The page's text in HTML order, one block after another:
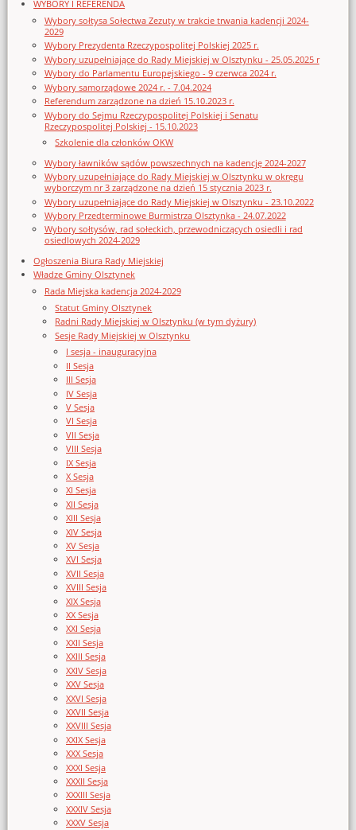
WYBORY I REFERENDA
Wybory sołtysa Sołectwa Zezuty w trakcie trwania kadencji 2024-
2029
Wybory Prezydenta Rzeczypospolitej Polskiej 2025 r.
Wybory uzupełniające do Rady Miejskiej w Olsztynku - 25.05.2025 r
Wybory do Parlamentu Europejskiego - 9 czerwca 2024 r.
Wybory samorządowe 2024 r. - 7.04.2024
Referendum zarządzone na dzień 15.10.2023 r.
Wybory do Sejmu Rzeczypospolitej Polskiej i Senatu
Rzeczypospolitej Polskiej - 15.10.2023
Szkolenie dla członków OKW
Wybory ławników sądów powszechnych na kadencję 2024-2027
Wybory uzupełniające do Rady Miejskiej w Olsztynku w okręgu
wyborczym nr 3 zarządzone na dzień 15 stycznia 2023 r.
Wybory uzupełniające do Rady Miejskiej w Olsztynku - 23.10.2022
Wybory Przedterminowe Burmistrza Olsztynka - 24.07.2022
Wybory sołtysów, rad sołeckich, przewodniczących osiedli i rad
osiedlowych 2024-2029
Ogłoszenia Biura Rady Miejskiej
Władze Gminy Olsztynek
Rada Miejska kadencja 2024-2029
Statut Gminy Olsztynek
Radni Rady Miejskiej w Olsztynku (w tym dyżury)
Sesje Rady Miejskiej w Olsztynku
I sesja - inauguracyjna
II Sesja
III Sesja
IV Sesja
V Sesja
VI Sesja
VII Sesja
VIII Sesja
IX Sesja
X Sesja
XI Sesja
XII Sesja
XIII Sesja
XIV Sesja
XV Sesja
XVI Sesja
XVII Sesja
XVIII Sesja
XIX Sesja
XX Sesja
XXI Sesja
XXII Sesja
XXIII Sesja
XXIV Sesja
XXV Sesja
XXVI Sesja
XXVII Sesja
XXVIII Sesja
XXIX Sesja
XXX Sesja
XXXI Sesja
XXXII Sesja
XXXIII Sesja
XXXIV Sesja
XXXV Sesja